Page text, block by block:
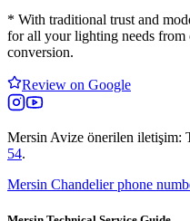
* With traditional trust and
for all your lighting needs
conversion.
Review on Google
Mersin Avize önerilen iletişim:
54.
Mersin Chandelier phone